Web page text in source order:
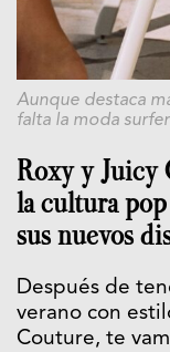
Aunque destaca
falta la moda
Roxyy Juicy
la cultura
sus nuevos
Después de
verano con
Couture, te